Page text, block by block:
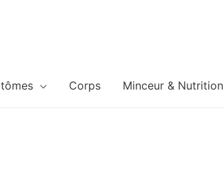
Corps Minceur & Nutrition